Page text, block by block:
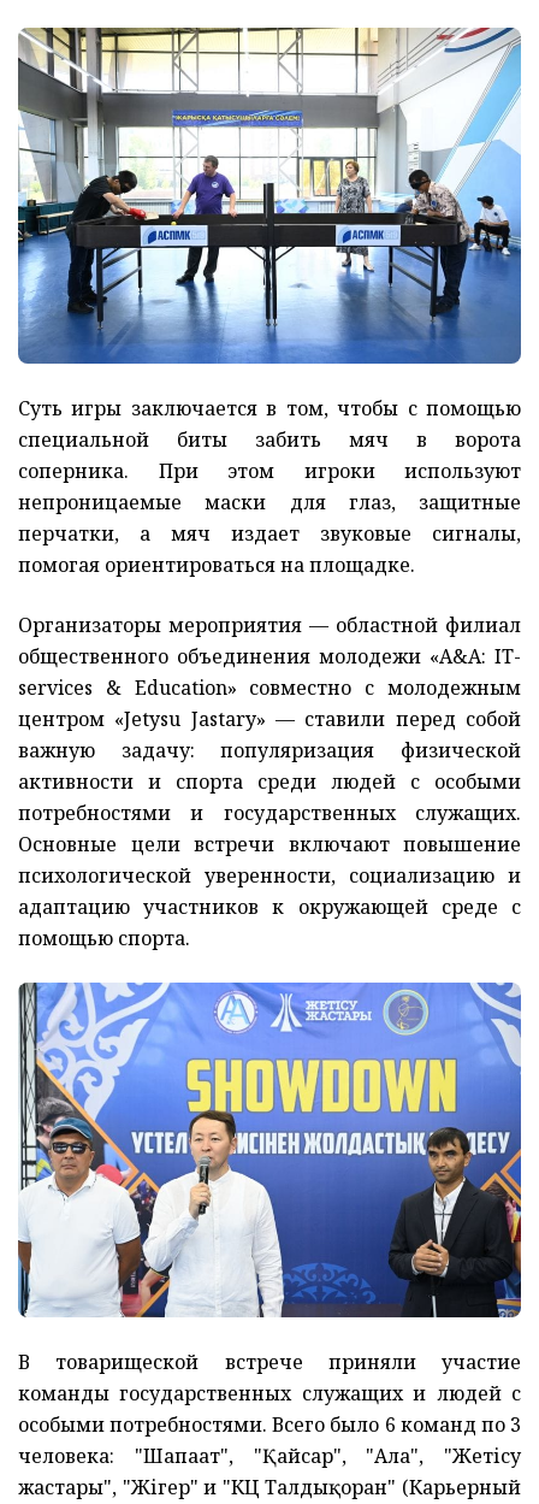
Суть игры заключается в том, чтобы с помощью
специальной биты забить мяч в ворота
соперника. При этом игроки используют
непроницаемые маски для глаз, защитные
перчатки, а мяч издает звуковые сигналы,
помогая ориентироваться на площадке.
Организаторы мероприятия — областной филиал
общественного объединения молодежи «A&A: IT-
services & Education» совместно с молодежным
центром «Jetysu Jastary» — ставили перед собой
важную задачу: популяризация физической
активности и спорта среди людей с особыми
потребностями и государственных служащих.
Основные цели встречи включают повышение
психологической уверенности, социализацию и
адаптацию участников к окружающей среде с
помощью спорта.
В товарищеской встрече приняли участие
команды государственных служащих и людей с
особыми потребностями. Всего было 6 команд по 3
человека: "Шапағат", "Қайсар", "Алға", "Жетісу
жастары", "Жігер" и "КЦ Талдықорған" (Карьерный